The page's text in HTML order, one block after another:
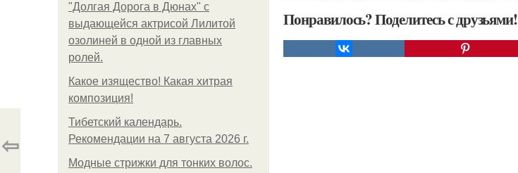
"Долгая Дорога в Дюнах" с
выдающейся актрисой Лилитой
озолиней в одной из главных
ролей.
Какое изящество! Какая хитрая
композиция!
Тибетский календарь.
Рекомендации на 7 августа 2026 г.
Модные стрижки для тонких волос.
Понравилось? Поделитесь с друзьями!
⇦